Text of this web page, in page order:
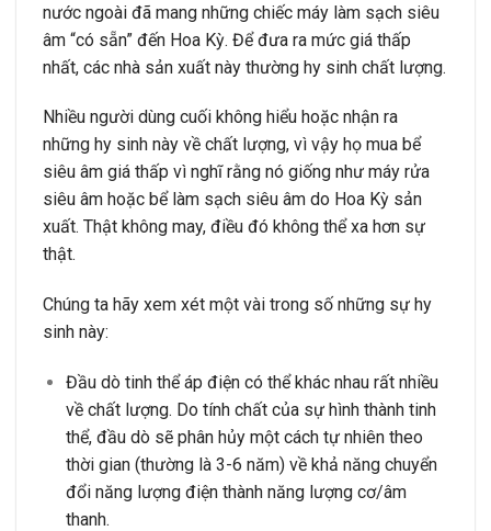
nước ngoài đã mang những chiếc máy làm sạch siêu
âm “có sẵn” đến Hoa Kỳ. Để đưa ra mức giá thấp
nhất, các nhà sản xuất này thường hy sinh chất lượng.
Nhiều người dùng cuối không hiểu hoặc nhận ra
những hy sinh này về chất lượng, vì vậy họ mua bể
siêu âm giá thấp vì nghĩ rằng nó giống như máy rửa
siêu âm hoặc bể làm sạch siêu âm do Hoa Kỳ sản
xuất. Thật không may, điều đó không thể xa hơn sự
thật.
Chúng ta hãy xem xét một vài trong số những sự hy
sinh này:
Đầu dò tinh thể áp điện có thể khác nhau rất nhiều
về chất lượng. Do tính chất của sự hình thành tinh
thể, đầu dò sẽ phân hủy một cách tự nhiên theo
thời gian (thường là 3-6 năm) về khả năng chuyển
đổi năng lượng điện thành năng lượng cơ/âm
thanh.